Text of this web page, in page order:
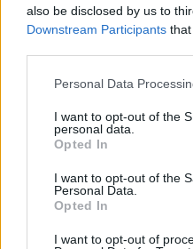
also be disclosed by us to
Downstream Participants
Please note that this
not limited to your visit or
grant or deny consent to
use your data for below
consent section.
Personal Data
I want to opt-out of the
personal data.
Opted In
I want to opt-out of the
Personal Data.
Opted In
I want to opt-out of
nagyobb szegénységet
kenyérminimum alatt élők
„Mi vagyunk a világ
probléma olyan szomorú.
mutattam, mint sokan